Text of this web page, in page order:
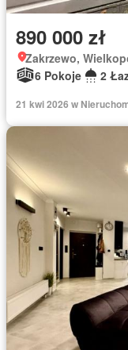
890 000 zł
Zakrzewo,
6 Pokoje
2
21 kwi 2026 w